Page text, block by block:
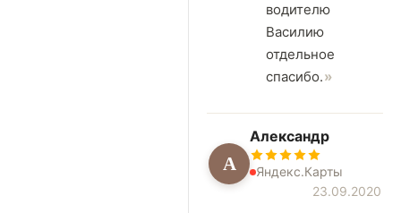
водителю
Василию
отдельное
спасибо.
А
Александр
Яндекс.Карты
23.09.2020